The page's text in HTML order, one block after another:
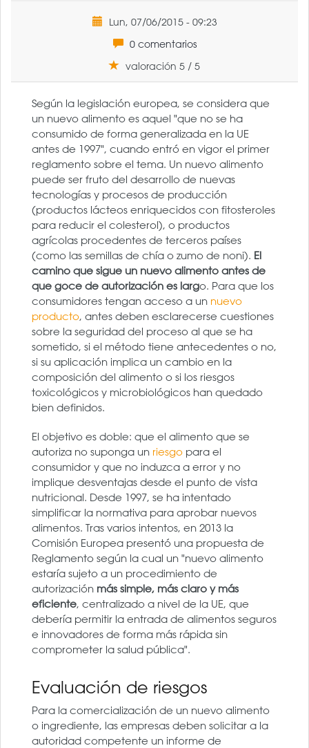
Lun, 07/06/2015 - 09:23
0 comentarios
valoración 5 / 5
Según la legislación europea, se considera que
un nuevo alimento es aquel "que no se ha
consumido de forma generalizada en la UE
antes de 1997", cuando entró en vigor el primer
reglamento sobre el tema. Un nuevo alimento
puede ser fruto del desarrollo de nuevas
tecnologías y procesos de producción
(productos lácteos enriquecidos con fitosteroles
para reducir el colesterol), o productos
agrícolas procedentes de terceros países
(como las semillas de chía o zumo de noni). El
camino que sigue un nuevo alimento antes de
que goce de autorización es largo. Para que los
consumidores tengan acceso a un nuevo
producto, antes deben esclarecerse cuestiones
sobre la seguridad del proceso al que se ha
sometido, si el método tiene antecedentes o no,
si su aplicación implica un cambio en la
composición del alimento o si los riesgos
toxicológicos y microbiológicos han quedado
bien definidos.
El objetivo es doble: que el alimento que se
autoriza no suponga un riesgo para el
consumidor y que no induzca a error y no
implique desventajas desde el punto de vista
nutricional. Desde 1997, se ha intentado
simplificar la normativa para aprobar nuevos
alimentos. Tras varios intentos, en 2013 la
Comisión Europea presentó una propuesta de
Reglamento según la cual un "nuevo alimento
estaría sujeto a un procedimiento de
autorización más simple, más claro y más
eficiente, centralizado a nivel de la UE, que
debería permitir la entrada de alimentos seguros
e innovadores de forma más rápida sin
comprometer la salud pública".
Evaluación de riesgos
Para la comercialización de un nuevo alimento
o ingrediente, las empresas deben solicitar a la
autoridad competente un informe de